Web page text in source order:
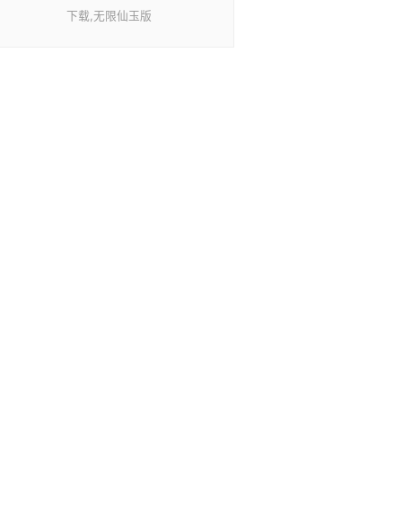
下载,无限仙玉版